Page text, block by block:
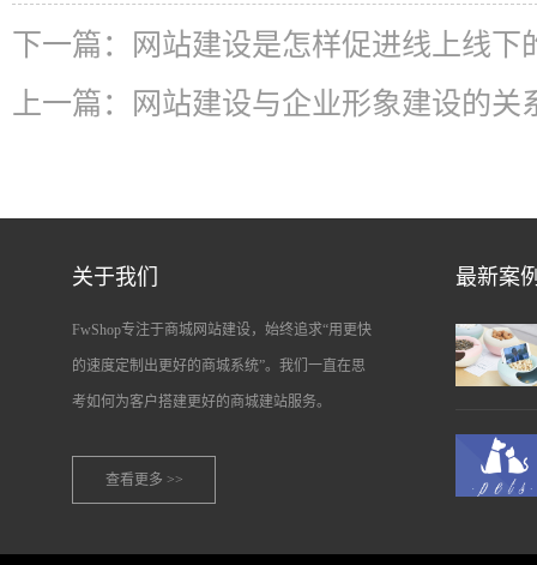
下一篇：
网站建设是怎样促进线上线下
上一篇：
网站建设与企业形象建设的关
关于我们
FwShop专注于商城网站建设，始终追求“用更快
的速度定制出更好的商城系统”。我们一直在思
考如何为客户搭建更好的商城建站服务。
查看更多 >>
最新案